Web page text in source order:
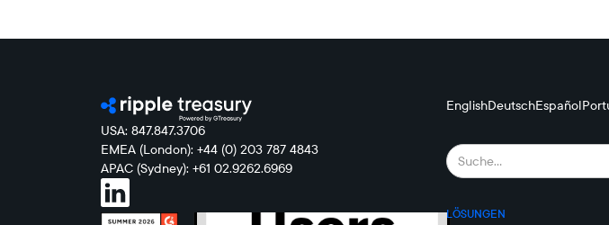
USA: 847.847.3706
EMEA (London): +44 (0) 203 787 4843
APAC (Sydney): +61 02.9262.6969
EnglishDeutschEspañol
LÖSUNGEN